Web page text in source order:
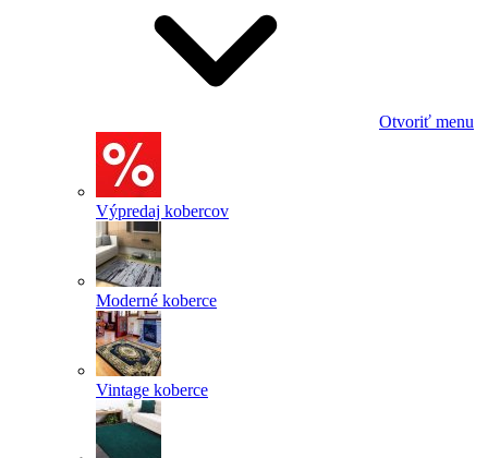
Otvoriť menu
Výpredaj kobercov
Moderné koberce
Vintage koberce